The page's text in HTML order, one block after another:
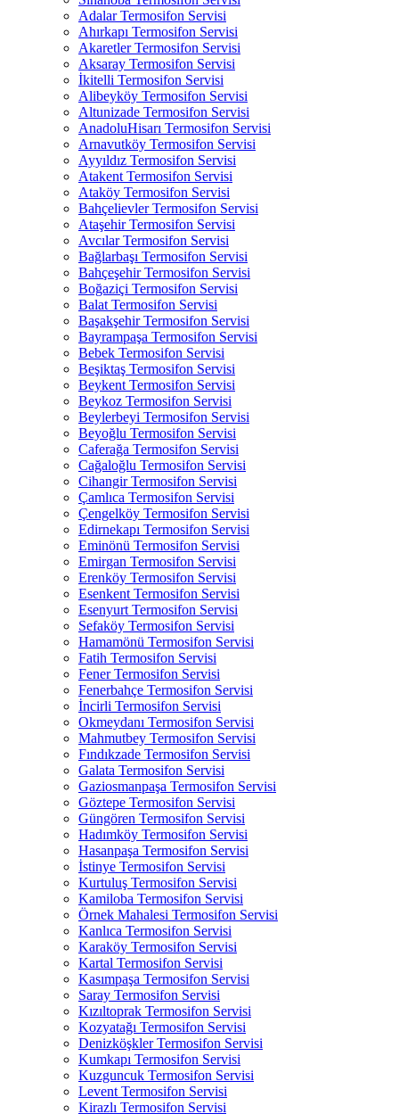
Adalar Termosifon Servisi
Ahırkapı Termosifon Servisi
Akaretler Termosifon Servisi
Aksaray Termosifon Servisi
İkitelli Termosifon Servisi
Alibeyköy Termosifon Servisi
Altunizade Termosifon Servisi
AnadoluHisarı Termosifon Servisi
Arnavutköy Termosifon Servisi
Ayyıldız Termosifon Servisi
Atakent Termosifon Servisi
Ataköy Termosifon Servisi
Bahçelievler Termosifon Servisi
Ataşehir Termosifon Servisi
Avcılar Termosifon Servisi
Bağlarbaşı Termosifon Servisi
Bahçeşehir Termosifon Servisi
Boğaziçi Termosifon Servisi
Balat Termosifon Servisi
Başakşehir Termosifon Servisi
Bayrampaşa Termosifon Servisi
Bebek Termosifon Servisi
Beşiktaş Termosifon Servisi
Beykent Termosifon Servisi
Beykoz Termosifon Servisi
Beylerbeyi Termosifon Servisi
Beyoğlu Termosifon Servisi
Caferağa Termosifon Servisi
Cağaloğlu Termosifon Servisi
Cihangir Termosifon Servisi
Çamlıca Termosifon Servisi
Çengelköy Termosifon Servisi
Edirnekapı Termosifon Servisi
Eminönü Termosifon Servisi
Emirgan Termosifon Servisi
Erenköy Termosifon Servisi
Esenkent Termosifon Servisi
Esenyurt Termosifon Servisi
Sefaköy Termosifon Servisi
Hamamönü Termosifon Servisi
Fatih Termosifon Servisi
Fener Termosifon Servisi
Fenerbahçe Termosifon Servisi
İncirli Termosifon Servisi
Okmeydanı Termosifon Servisi
Mahmutbey Termosifon Servisi
Fındıkzade Termosifon Servisi
Galata Termosifon Servisi
Gaziosmanpaşa Termosifon Servisi
Göztepe Termosifon Servisi
Güngören Termosifon Servisi
Hadımköy Termosifon Servisi
Hasanpaşa Termosifon Servisi
İstinye Termosifon Servisi
Kurtuluş Termosifon Servisi
Kamiloba Termosifon Servisi
Örnek Mahalesi Termosifon Servisi
Kanlıca Termosifon Servisi
Karaköy Termosifon Servisi
Kartal Termosifon Servisi
Kasımpaşa Termosifon Servisi
Saray Termosifon Servisi
Kızıltoprak Termosifon Servisi
Kozyatağı Termosifon Servisi
Denizköşkler Termosifon Servisi
Kumkapı Termosifon Servisi
Kuzguncuk Termosifon Servisi
Levent Termosifon Servisi
Kirazlı Termosifon Servisi